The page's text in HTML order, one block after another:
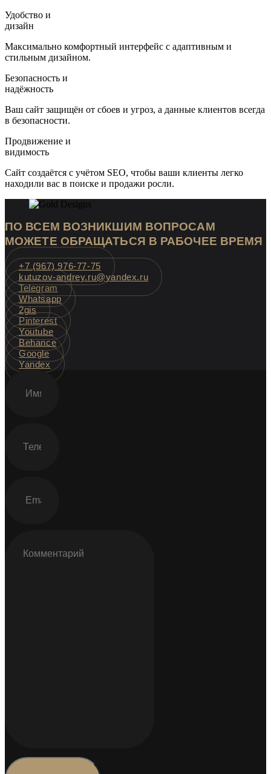
Удобство и
дизайн
Максимально комфортный интерфейс с адаптивным и
стильным дизайном.
Безопасность и
надёжность
Ваш сайт защищён от сбоев и угроз, а данные клиентов всегда
в безопасности.
Продвижение и
видимость
Сайт создаётся с учётом SEO, чтобы ваши клиенты легко
находили вас в поиске и продажи росли.
ПО ВСЕМ ВОЗНИКШИМ ВОПРОСАМ
МОЖЕТЕ ОБРАЩАТЬСЯ В РАБОЧЕЕ ВРЕМЯ
+7 (967) 976-77-75
kutuzov-andrey.ru@yandex.ru
Telegram
Whatsapp
2gis
Pinterest
Youtube
Behance
Google
Yandex